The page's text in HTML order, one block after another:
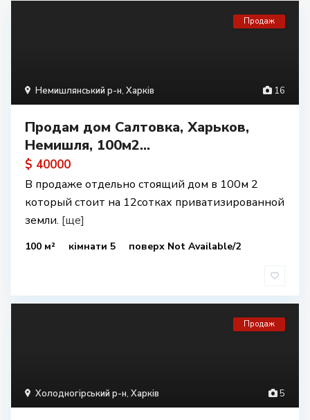
16
Немишлянський р-н, Харків
Продаж
Продам дом Салтовка, Харьков,
Немишля, 100м2...
$ 40000
В продаже отдельно стоящий дом в 100м 2
который стоит на 12сотках приватизированной
земли. [ще]
100 м² кімнати 5 поверх Not Available/2
5
Холодногірський р-н, Харків
Продаж